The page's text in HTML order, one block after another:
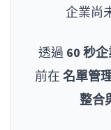
企業尚
透過 60 秒
前在 名單管
整合